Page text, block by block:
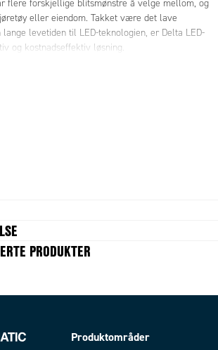
flere forskjellige blitsmønstre å velge mellom, og
eller eiendom. Takket være det lave
levetiden til LED-teknologien, er Delta LED-
og kostnadseffektiv løsning.
R10
IP66
PRODUKTER
Produktområder